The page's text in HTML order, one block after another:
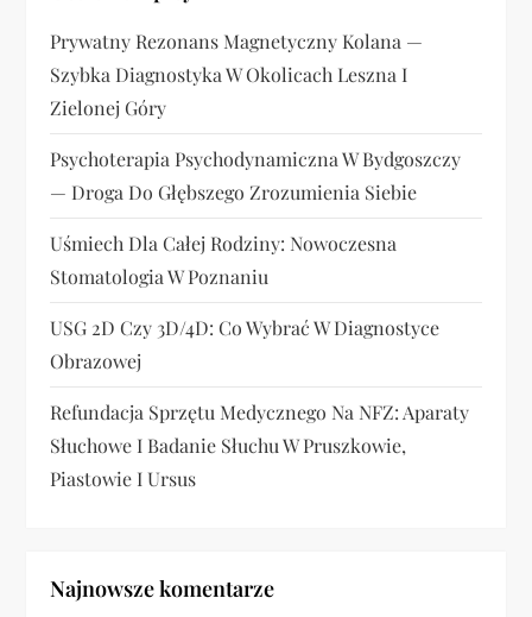
w
p
i
s
u
Prywatny Rezonans Magnetyczny Kolana —
Szybka Diagnostyka W Okolicach Leszna I
Zielonej Góry
Psychoterapia Psychodynamiczna W Bydgoszczy
— Droga Do Głębszego Zrozumienia Siebie
Uśmiech Dla Całej Rodziny: Nowoczesna
Stomatologia W Poznaniu
USG 2D Czy 3D/4D: Co Wybrać W Diagnostyce
Obrazowej
Refundacja Sprzętu Medycznego Na NFZ: Aparaty
Słuchowe I Badanie Słuchu W Pruszkowie,
Piastowie I Ursus
Najnowsze komentarze